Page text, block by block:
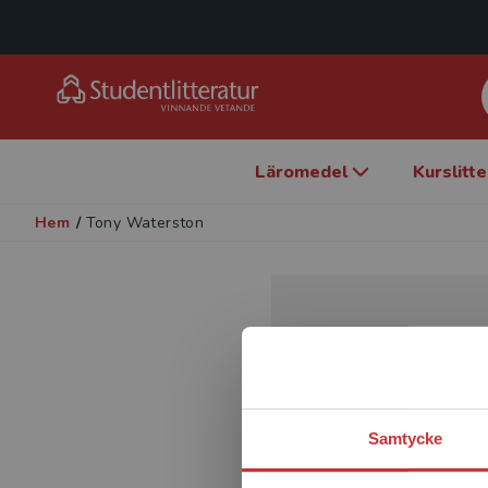
Samtycke
Läromedel
Hem / Tony Waterston